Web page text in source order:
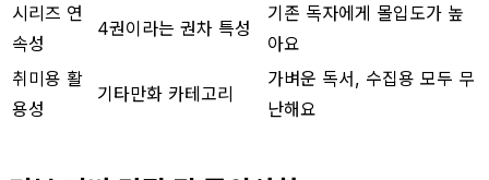
시리즈 연
속성
4권이라는 권차 특성
기존 독자에게 몰입도가 높
아요
취미용 활
용성
기타만화 카테고리
가벼운 독서, 수집용 모두 무
난해요